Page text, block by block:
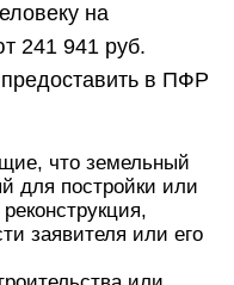
на
241 941 руб.
в ПФР
что земельный
для постройки или
заявителя или его